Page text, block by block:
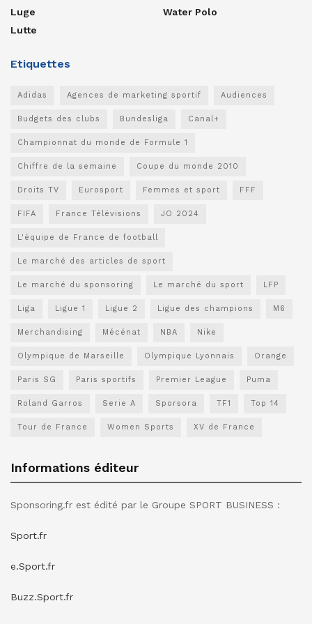
Luge
Lutte
Water Polo
Etiquettes
Adidas Agences de marketing sportif Audiences
Budgets des clubs Bundesliga Canal+
Championnat du monde de Formule 1
Chiffre de la semaine Coupe du monde 2010
Droits TV Eurosport Femmes et sport FFF
FIFA France Télévisions JO 2024
L'équipe de France de football
Le marché des articles de sport
Le marché du sponsoring Le marché du sport LFP
Liga Ligue 1 Ligue 2 Ligue des champions M6
Merchandising Mécénat NBA Nike
Olympique de Marseille Olympique Lyonnais Orange
Paris SG Paris sportifs Premier League Puma
Roland Garros Serie A Sporsora TF1 Top 14
Tour de France Women Sports XV de France
Informations éditeur
Sponsoring.fr est édité par le Groupe SPORT BUSINESS :
Sport.fr
e.Sport.fr
Buzz.Sport.fr